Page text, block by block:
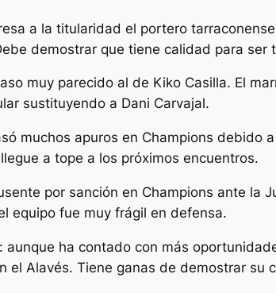
a la titularidad el portero
demostrar que tiene calidad para ser
muy parecido al de Kiko Casilla. El
sustituyendo a Dani Carvajal.
muchos apuros en Champions debido
a tope a los próximos encuentros.
por sanción en Champions ante la
equipo fue muy frágil en defensa.
aunque ha contado con más
el Alavés. Tiene ganas de demostrar su